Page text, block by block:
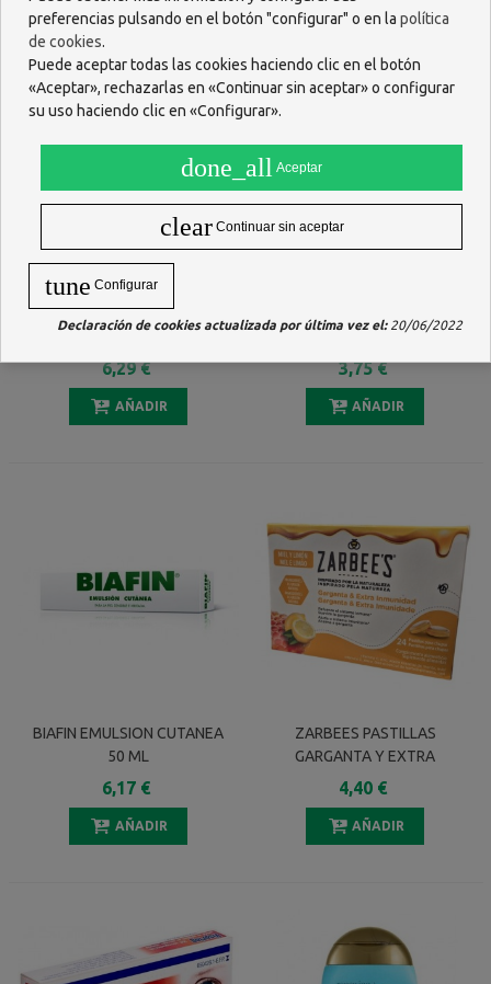
SUPOSITORIOS DE GLICERINA
ROVI NIÑOS 1,375 G 12
SUPOSITORIOS
6,29 €
AÑADIR
EXTRA INMUNIDAD 24
PASTILLAS PARA CHUPAR
3,75 €
AÑADIR
BIAFIN EMULSION CUTANEA
50 ML
6,17 €
AÑADIR
ZARBEES PASTILLAS
GARGANTA Y EXTRA
INMUNIDAD SABOR MIEL Y
LIMON 24 UNIDADES
4,40 €
AÑADIR
preferencias pulsando en el botón "configurar" o en la política
de cookies.
Puede aceptar todas las cookies haciendo clic en el botón
«Aceptar», rechazarlas en «Continuar sin aceptar» o configurar
su uso haciendo clic en «Configurar».
done_all Aceptar
clear Continuar sin aceptar
tune Configurar
Declaración de cookies actualizada por última vez el:20/06/2022